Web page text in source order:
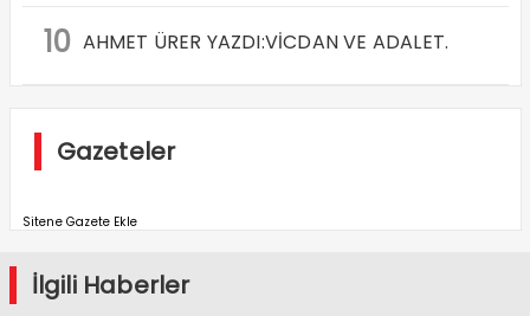
10 AHMET ÜRER YAZDI:VİCDAN VE ADALET.
Gazeteler
Sitene Gazete Ekle
İlgili Haberler